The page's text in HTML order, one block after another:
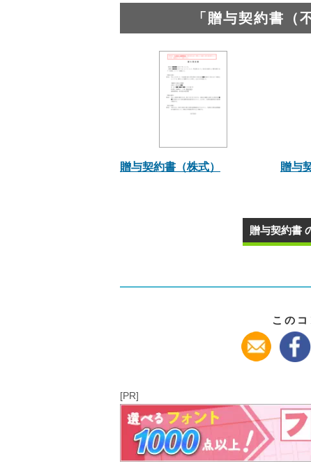
「贈与契約書（
贈与契約書（株式） 贈与
贈与契約書
この
[PR]